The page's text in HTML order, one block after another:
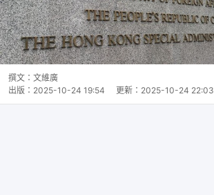
撰文： 文維廣
出版： 2025-10-24 19:54 更新： 2025-10-24 22:03